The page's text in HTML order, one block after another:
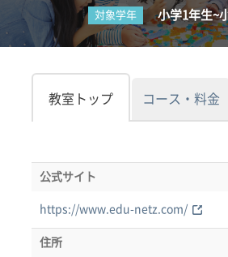
対象学年 小学1年生~
教室トップ コース・料金
公式サイト
https://www.edu-netz.com/
住所